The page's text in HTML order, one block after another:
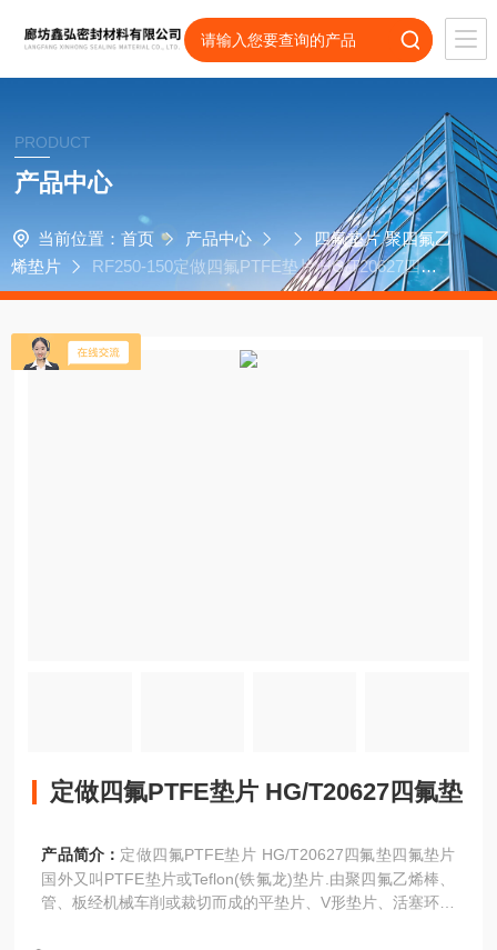
PRODUCT
产品中心
当前位置： 首页 产品中心
四氟垫片 聚四氟乙
烯垫片
RF250-150定做四氟PTFE垫片 HG/T20627四氟
垫
定做四氟PTFE垫片 HG/T20627四氟垫
产品简介： 定做四氟PTFE垫片 HG/T20627四氟垫四氟垫片
国外又叫PTFE垫片或Teflon(铁氟龙)垫片.由聚四氟乙烯棒、
管、板经机械车削或裁切而成的平垫片、V形垫片、活塞环、